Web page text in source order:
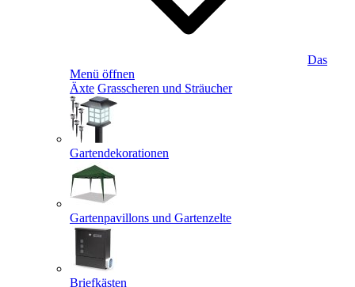
Das
Menü öffnen
Äxte Grasscheren und Sträucher
Gartendekorationen
Gartenpavillons und Gartenzelte
Briefkästen